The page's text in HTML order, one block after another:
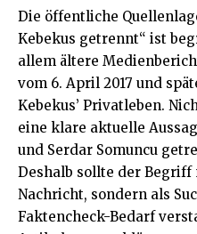
Die öffentliche
Kebekus getrennt“ ist
allem ältere
vom 6. April 2017 und
Kebekus’ Privatleben.
eine klare aktuelle
und Serdar Somuncu
Deshalb sollte der Begriff
Nachricht, sondern als
Faktencheck-Bedarf